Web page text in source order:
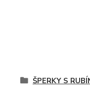
ŠPERKY S